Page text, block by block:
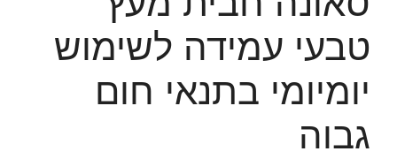
טבעי עמידה לשימוש
יומיומי בתנאי חום
גבוה